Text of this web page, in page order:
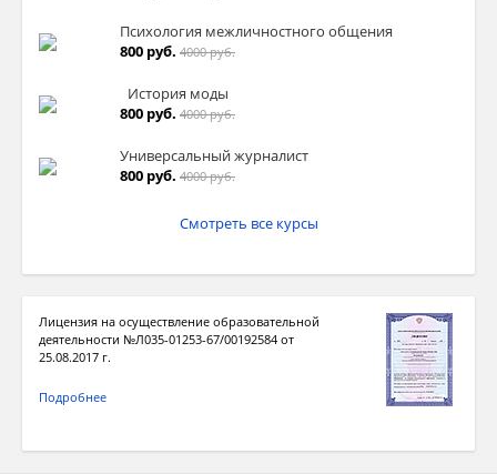
Психология межличностного общения
800 руб. 4000 руб.
История моды
800 руб. 4000 руб.
Универсальный журналист
800 руб. 4000 руб.
Смотреть все курсы
Лицензия на осуществление образовательной
деятельности №Л035-01253-67/00192584 от
25.08.2017 г.
Подробнее